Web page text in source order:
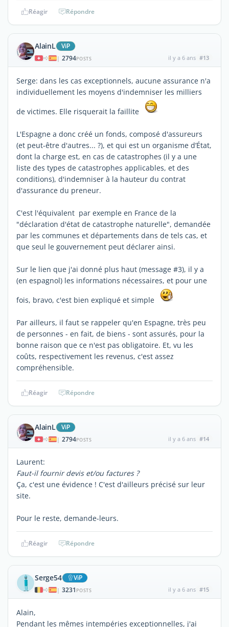
Réagir Répondre
AlainL ViP
| 2794POSTS il y a 6 ans #13
Serge: dans les cas exceptionnels, aucune assurance n'a
individuellement les moyens d'indemniser les milliers
de victimes. Elle risquerait la faillite
L'Espagne a donc créé un fonds, composé d'assureurs
(et peut-être d'autres... ?), et qui est un organisme d’État,
dont la charge est, en cas de catastrophes (il y a une
liste des types de catastrophes applicables, et des
conditions), d'indemniser à la hauteur du contrat
d'assurance du preneur.
C'est l'équivalent par exemple en France de la
"déclaration d'état de catastrophe naturelle", demandée
par les communes et départements dans de tels cas, et
que seul le gouvernement peut déclarer ainsi.
Sur le lien que j'ai donné plus haut (message #3), il y a
(en espagnol) les informations nécessaires, et pour une
fois, bravo, c'est bien expliqué et simple
Par ailleurs, il faut se rappeler qu'en Espagne, très peu
de personnes - en fait, de biens - sont assurés, pour la
bonne raison que ce n'est pas obligatoire. Et, vu les
coûts, respectivement les revenus, c'est assez
compréhensible.
Réagir Répondre
AlainL ViP
| 2794POSTS il y a 6 ans #14
Laurent:
Faut-il fournir devis et/ou factures ?
Ça, c'est une évidence ! C'est d'ailleurs précisé sur leur
site.
Pour le reste, demande-leurs.
Réagir Répondre
Serge54 ViP
| 3231 POSTS il y a 6 ans #15
Alain,
Pendant les mêmes intempéries exceptionnelles, j'ai